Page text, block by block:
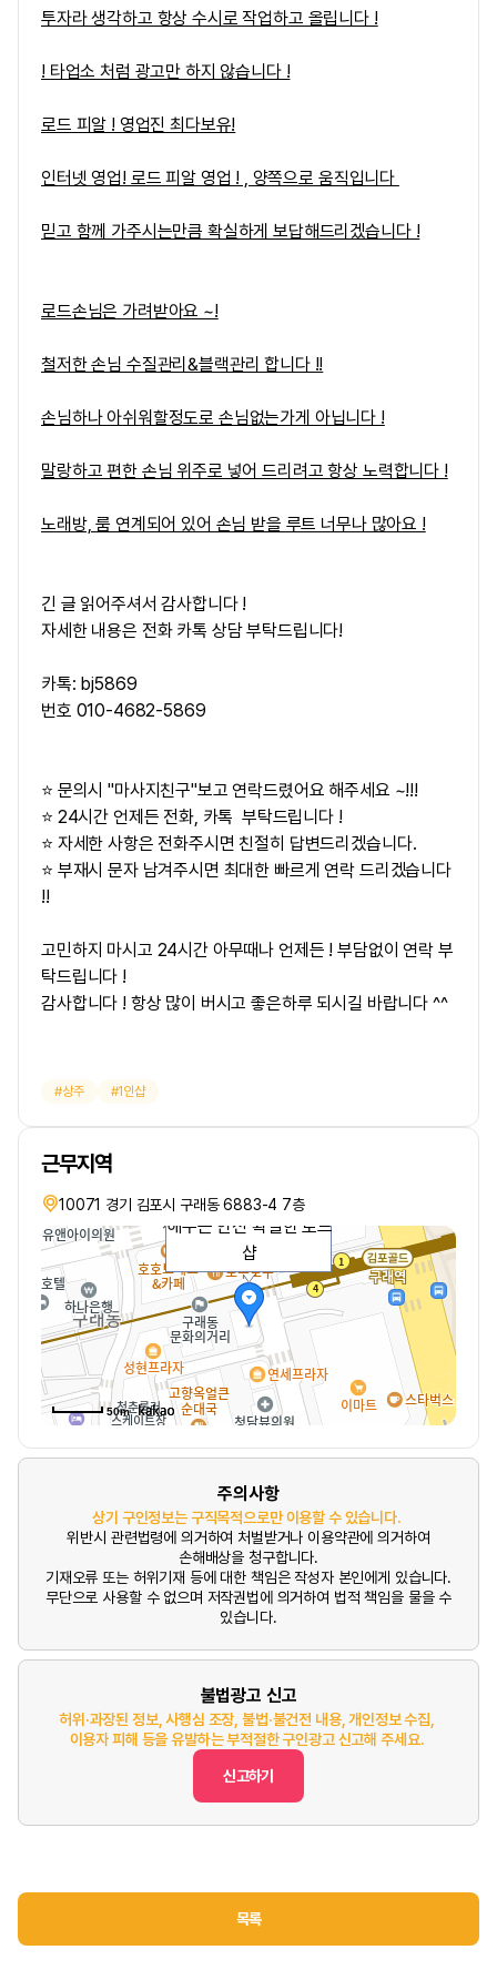
투자라 생각하고 항상 수시로 작업하고 올립니다 !
! 타업소 처럼 광고만 하지 않습니다 !
로드 피알 ! 영업진 최다보유!
인터넷 영업! 로드 피알 영업 ! , 양쪽으로 움직입니다
믿고 함께 가주시는만큼 확실하게 보답해드리겠습니다 !
로드손님은 가려받아요 ~!
철저한 손님 수질관리&블랙관리 합니다 !!
손님하나 아쉬워할정도로 손님없는가게 아닙니다 !
말랑하고 편한 손님 위주로 넣어 드리려고 항상 노력합니다 !
노래방, 룸 연계되어 있어 손님 받을 루트 너무나 많아요 !
긴 글 읽어주셔서 감사합니다 !
자세한 내용은 전화 카톡 상담 부탁드립니다!
카톡: bj5869
번호 010-4682-5869
⭐ 문의시 "마사지친구"보고 연락드렸어요 해주세요 ~!!!
⭐ 24시간 언제든 전화, 카톡 부탁드립니다 !
⭐ 자세한 사항은 전화주시면 친절히 답변드리겠습니다.
⭐ 부재시 문자 남겨주시면 최대한 빠르게 연락 드리겠습니다
!!
고민하지 마시고 24시간 아무때나 언제든 ! 부담없이 연락 부
탁드립니다 !
감사합니다 ! 항상 많이 버시고 좋은하루 되시길 바랍니다 ^^
상주 1인샵
근무지역
10071 경기 김포시 구래동 6883-4 7층
터 끝까지 확실하게 케어
해주는 안전 확실한 로드
샵
50m
주의사항
상기 구인정보는 구직목적으로만 이용할 수 있습니다.
위반시 관련법령에 의거하여 처벌받거나 이용약관에 의거하여
손해배상을 청구합니다.
기재오류 또는 허위기재 등에 대한 책임은 작성자 본인에게 있습니다.
무단으로 사용할 수 없으며 저작권법에 의거하여 법적 책임을 물을 수
있습니다.
불법광고 신고
허위·과장된 정보, 사행심 조장, 불법·불건전 내용, 개인정보 수집,
이용자 피해 등을 유발하는 부적절한 구인광고 신고해 주세요.
신고하기
목록